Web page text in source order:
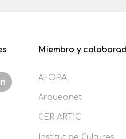
Miembro y
AFOPA
Arqueonet
CER ARTIC
Institut de Cultures